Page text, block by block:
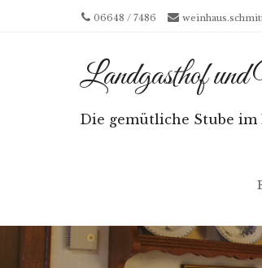
06648 / 7486
Landgasthof
Die gemütliche Stube